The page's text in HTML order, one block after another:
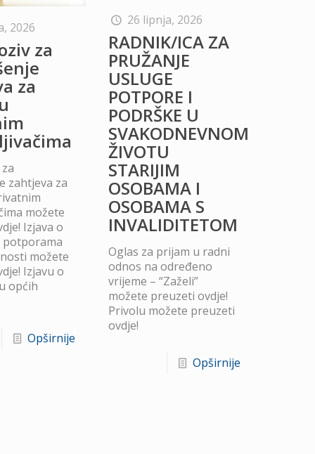
2026
za
za
zahtjeva za
možete
Izjava o
možete
Izjavu o
općih
Opširnije
26 lipnja, 2026
RADNIK/ICA ZA
PRUŽANJE
USLUGE
POTPORE I
PODRŠKE U
SVAKODNEVNOM
ŽIVOTU
STARIJIM
OSOBAMA I
OSOBAMA S
INVALIDITETOM
Oglas za prijam u radni
odnos na određeno
vrijeme – “Zaželi”
možete preuzeti ovdje!
Privolu možete preuzeti
ovdje!
Opširnije